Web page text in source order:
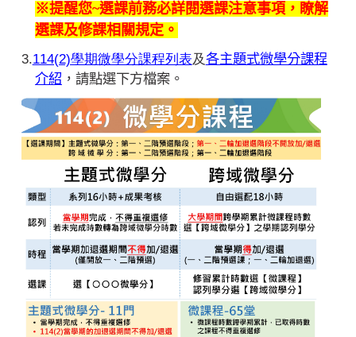
※提醒您~選課前務必詳閱選課注意事項，瞭解
選課及修課相關規定。
3.114(2)學期微學分課程列表及各主題式微學分課程
介紹 ，請點選下方檔案。